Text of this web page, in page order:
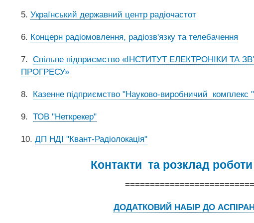
5. Український державний центр радіочастот
6. Концерн радіомовлення, радіозв'язку та телебачення
7. Спільне підприємство «ІНСТИТУТ ЕЛЕКТРОНІКИ
ПРОГРЕСУ»
8. Казенне підприємство "Науково-виробничий комплекс
9. ТОВ "Неткрекер"
10. ДП НДІ "Квант-Радіолокація"
Контакти та розклад роботи
ДОДАТКОВИЙ НАБІР ДО